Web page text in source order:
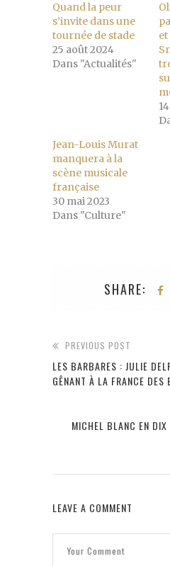
Quand la peur
s’invite dans une
tournée de stade
25 août 2024
Dans "Actualités"
Jean-Louis Murat
manquera à la
scène musicale
française
30 mai 2023
Dans "Culture"
SHARE:
PREVIOUS POST
LES BARBARES : JULIE
GÊNANT À LA FRANCE DES
MICHEL BLANC EN DIX
LEAVE A COMMENT